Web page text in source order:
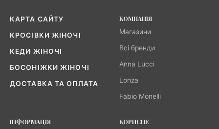
КАРТА САЙТУ
КРОСІВКИ ЖІНОЧІ
КЕДИ ЖІНОЧІ
БОСОНІЖКИ ЖІНОЧІ
ДОСТАВКА ТА ОПЛАТА
КОМПАНІЯ
Магазини
Всі бренди
Anna Lucci
Lonza
Fabio Monelli
ІНФОРМАЦІЯ
КОРИСНЕ